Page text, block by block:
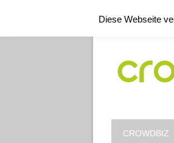
CROWDBIZ
Diese Webseite